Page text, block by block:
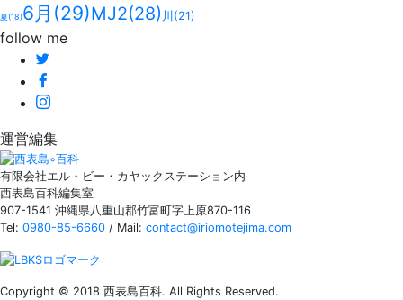
夏(18)6月 (29)MJ2(28) 川 (21)
follow me
運営編集
有限会社エル・ビー・カヤックステーション内
西表島百科編集室
907-1541 沖縄県八重山郡竹富町字上原870-116
Tel: 0980-85-6660 / Mail: contact@iriomotejima.com
Copyright © 2018 西表島百科. All Rights Reserved.